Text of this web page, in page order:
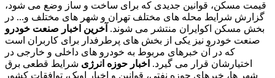
قیمت مسکن، قوانین جدیدی که برای ساخت و ساز وضع می شود،
گزارش شرایط محله های مختلف تهران و شهر های مختلف و... در
بخش مسکن اکوایران منتشر می شوند. آخرین اخبار صنعت خودرو
صنعت خودرو نیز یکی از بخش های پرطرفدار برای کاربران است
که در آن خبرهای مربوط به خودرو های داخلی و خارجی در
اختیارشان قرار می گیرد. اخبار حوزه انرژی شرایط قطعی برق
شهر ها، خبرهای حوزه نفتی، قوانین و اخبار اوپک، توافقات کشور